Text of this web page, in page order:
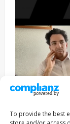
To provide the best
Entrevista
ENCUENTROS